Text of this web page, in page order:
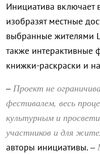
Инициатива включает
изобразят местные
выбранные жителями
также интерактивные
книжки-раскраски и
–Проект не
фестивалем, весь
культурным и
участников и для
авторы инициативы. –